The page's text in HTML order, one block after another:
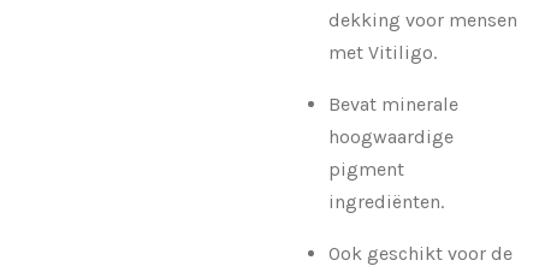
dekking voor mensen
met Vitiligo.
Bevat minerale
hoogwaardige
pigment
ingrediënten.
Ook geschikt voor de